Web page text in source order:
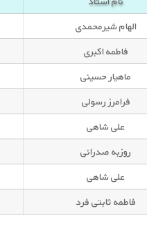
الهام شیرمحمدی
فاطمه اکبری
ماهیار حسینی
فرامرز رسولی
علی شاهی
روزبه صدرائی
علی شاهی
فاطمه ثابتی فرد